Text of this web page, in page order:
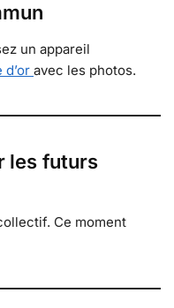
un appareil
d’or avec les photos.
les futurs
Ce moment